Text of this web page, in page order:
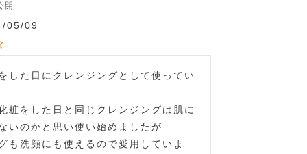
開
05/09
した日にクレンジングとして使ってい
粧をした日と同じクレンジングは肌に
いのかと思い使い始めましたが
も洗顔にも使えるので愛用していま